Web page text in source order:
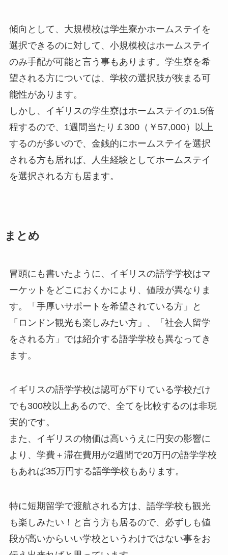
傾向として、大規模校は学生寮かホームステイを
選択できるのに対して、小規模校はホームステイ
のみ手配が可能と言う事もあります。学生寮を希
望される方については、学校の選択肢が狭まる可
能性があります。
しかし、イギリスの学生寮はホームステイの1.5倍
程するので、1週間当たり￡300（￥57,000）以上
するのが多いので、金銭的にホームステイを選択
される方も居れば、人生経験としてホームステイ
を選択される方も居ます。
まとめ
冒頭にも書いたように、イギリスの語学学校はマ
ーケットをどこにおくかにより、値段が異なりま
す。「手厚いサポートを希望されている方」と
「ロンドン観光も楽しみたい方」、「社会人留学
をされる方」では紹介する語学学校も異なってき
ます。
イギリスの語学学校は認可が下りている学校だけ
でも300校以上あるので、全てを比較するのは非現
実的です。
また、イギリスの物価は高いうえに円安の影響に
より、学費＋滞在費用が2週間で20万円の語学学校
もあれば35万円する語学学校もあります。
特に短期留学で渡航される方は、語学学校も観光
も楽しみたい！と言う方も居るので、必ずしも値
段が高いからいい学校というわけではない事をお